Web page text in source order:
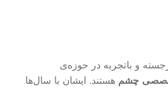
و با‌تجربه در حوزه‌ی
چشم هستند. ایشان با سال‌ها